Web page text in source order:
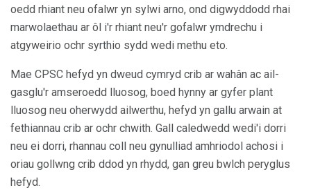
oedd rhiant neu ofalwr yn sylwi arno, ond digwyddodd rhai
marwolaethau ar ôl i'r rhiant neu'r gofalwr ymdrechu i
atgyweirio ochr syrthio sydd wedi methu eto.
Mae CPSC hefyd yn dweud cymryd crib ar wahân ac ail-
gasglu'r amseroedd lluosog, boed hynny ar gyfer plant
lluosog neu oherwydd ailwerthu, hefyd yn gallu arwain at
fethiannau crib ar ochr chwith. Gall caledwedd wedi'i dorri
neu ei dorri, rhannau coll neu gynulliad amhriodol achosi i
oriau gollwng crib ddod yn rhydd, gan greu bwlch peryglus
hefyd.